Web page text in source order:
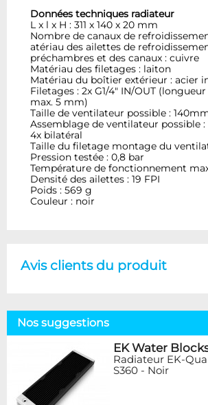
Données techniques radiateur
L x l x H : 311 x 140 x 20 mm
Nombre de canaux de
atériau des ailettes de
préchambres et des canaux : cuivre
Matériau des filetages : laiton
Matériau du boîtier extérieur : acier
Filetages : 2x G1/4" IN/OUT
max. 5 mm)
Taille de ventilateur possible :
Assemblage de ventilateur possible
4x bilatéral
Taille du filetage montage du
Pression testée : 0,8 bar
Température de fonctionnement
Densité des ailettes : 19 FPI
Poids : 569 g
Couleur : noir
Avis clients du produit
Nos suggestions
EK Water
Radiateur EK-
S360 - Noir